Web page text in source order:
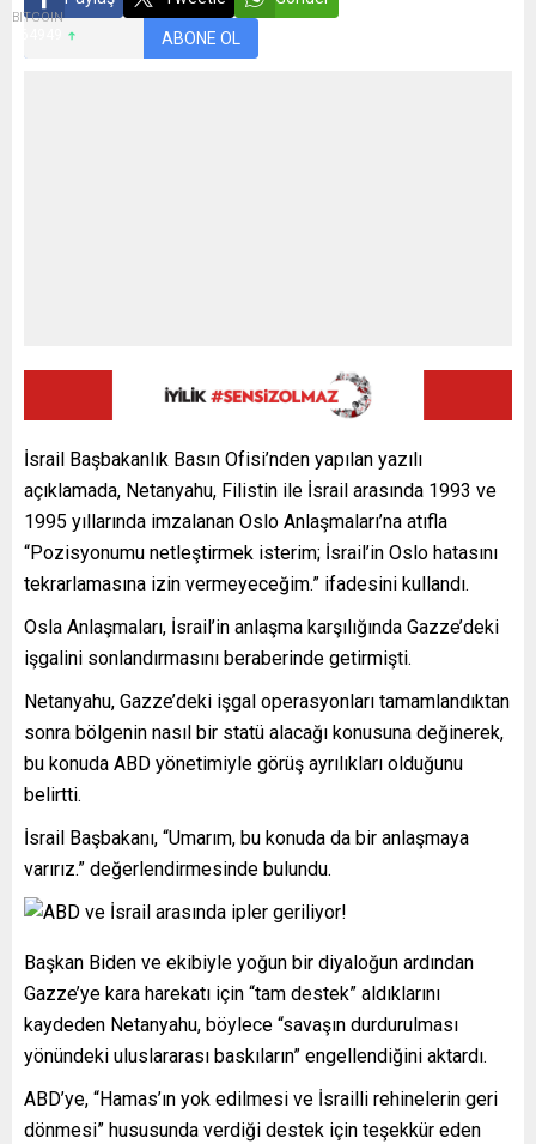
BITCOIN
ABONE OL
İsrail Başbakanlık Basın Ofisi’nden yapılan yazılı
açıklamada, Netanyahu, Filistin ile İsrail arasında 1993 ve
1995 yıllarında imzalanan Oslo Anlaşmaları’na atıfla
“Pozisyonumu netleştirmek isterim; İsrail’in Oslo hatasını
tekrarlamasına izin vermeyeceğim.” ifadesini kullandı.
Osla Anlaşmaları, İsrail’in anlaşma karşılığında Gazze’deki
işgalini sonlandırmasını beraberinde getirmişti.
Netanyahu, Gazze’deki işgal operasyonları tamamlandıktan
sonra bölgenin nasıl bir statü alacağı konusuna değinerek,
bu konuda ABD yönetimiyle görüş ayrılıkları olduğunu
belirtti.
İsrail Başbakanı, “Umarım, bu konuda da bir anlaşmaya
varırız.” değerlendirmesinde bulundu.
Başkan Biden ve ekibiyle yoğun bir diyaloğun ardından
Gazze’ye kara harekatı için “tam destek” aldıklarını
kaydeden Netanyahu, böylece “savaşın durdurulması
yönündeki uluslararası baskıların” engellendiğini aktardı.
ABD’ye, “Hamas’ın yok edilmesi ve İsrailli rehinelerin geri
dönmesi” hususunda verdiği destek için teşekkür eden